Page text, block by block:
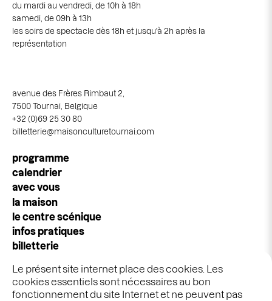
Le présent site internet place des cookies. Les
cookies essentiels sont nécessaires au bon
fonctionnement du site Internet et ne peuvent pas
du mardi au vendredi, de 10h à 18h
samedi, de 09h à 13h
les soirs de spectacle dès 18h et jusqu'à 2h après la
représentation
avenue des Frères Rimbaut 2,
7500 Tournai, Belgique
+32 (0)69 25 30 80
billetterie@maisonculturetournai.com
navigation
principale
programme
calendrier
avec vous
la maison
le centre scénique
infos pratiques
billetterie
idées cadeaux
stages & ateliers